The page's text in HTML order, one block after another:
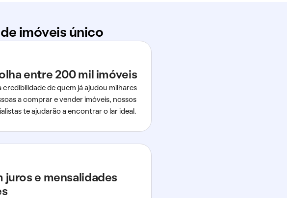
imóveis único
entre 200 mil imóveis
credibilidade de quem já ajudou milhares
a comprar e vender imóveis, nossos
te ajudarão a encontrar o lar ideal.
juros e mensalidades